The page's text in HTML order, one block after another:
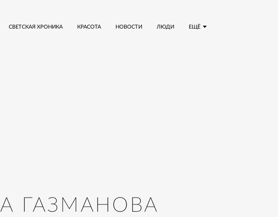
ЕЩЁ
СВЕТСКАЯ ХРОНИКА КРАСОТА НОВОСТИ ЛЮДИ
ГАЗМАНОВА